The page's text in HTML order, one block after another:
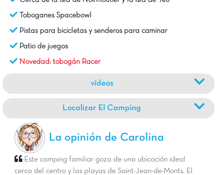
Toboganes Spacebowl
Pistas para bicicletas y senderos para caminar
Patio de juegos
Novedad: tobogán Racer
vídeos
Localizar El Camping
La opinión de Carolina
Este camping familiar goza de una ubicación ideal
cerca del centro y las playas de Saint-Jean-de-Monts. El